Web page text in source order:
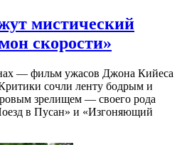
мистический
скорости»
— фильм ужасов Джона Кийеса
сочли ленту бодрым и
зрелищeм — своего рода
в Пусан» и «Изгоняющий